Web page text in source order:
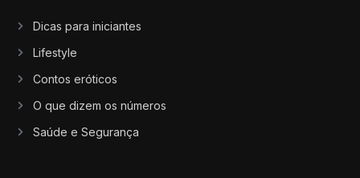
Dicas para iniciantes
Lifestyle
Contos eróticos
O que dizem os números
Saúde e Segurança